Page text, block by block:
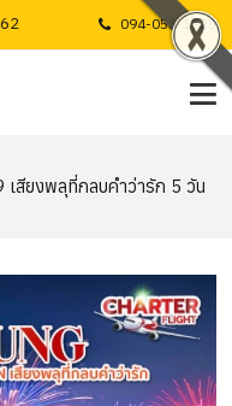
094-053-1725
เสียงพลุที่กลบคำว่ารัก 5 วัน